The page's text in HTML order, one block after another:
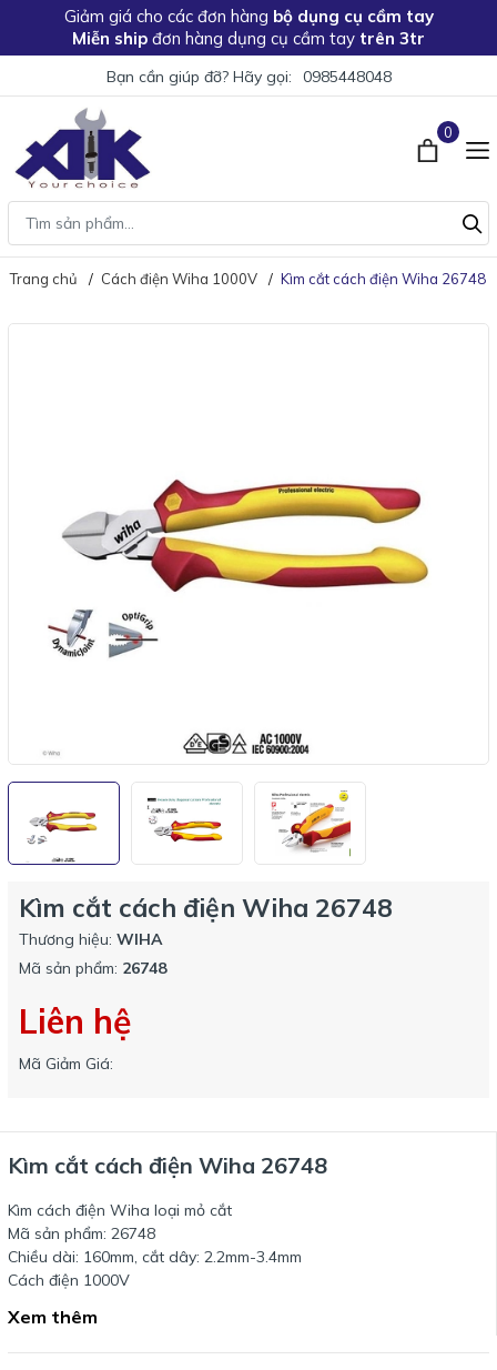
Giảm giá cho các đơn hàng bộ dụng cụ cầm tay
Miễn ship đơn hàng dụng cụ cầm tay trên 3tr
Bạn cần giúp đỡ? Hãy gọi: 0985448048
0
Trang chủ Cách điện Wiha 1000V Kìm cắt cách điện Wiha 26748
Kìm cắt cách điện Wiha 26748
Thương hiệu: WIHA
Mã sản phẩm: 26748
Liên hệ
Mã Giảm Giá:
Kìm cắt cách điện Wiha 26748
Kìm cách điện Wiha loại mỏ cắt
Mã sản phẩm: 26748
Chiều dài: 160mm, cắt dây: 2.2mm-3.4mm
Cách điện 1000V
Xem thêm